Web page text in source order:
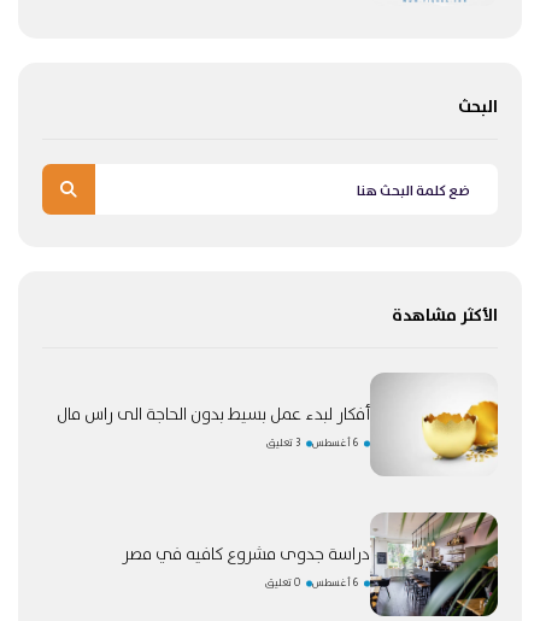
البحث
الأكثر مشاهدة
أفكار لبدء عمل بسيط بدون الحاجة الى راس مال
6 أغسطس 3 تعليق
دراسة جدوى مشروع كافيه في مصر
6 أغسطس 0 تعليق